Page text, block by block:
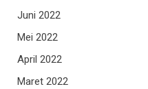
Juni 2022
Mei 2022
April 2022
Maret 2022